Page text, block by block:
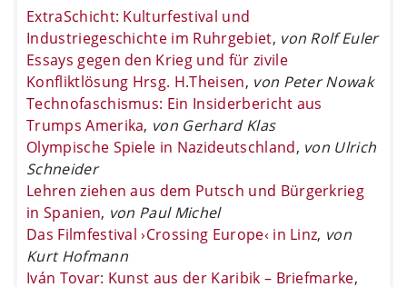
ExtraSchicht: Kulturfestival und
Industriegeschichte im Ruhrgebiet, von Rolf Euler
Essays gegen den Krieg und für zivile
Konfliktlösung Hrsg. H.Theisen, von Peter Nowak
Technofaschismus: Ein Insiderbericht aus
Trumps Amerika, von Gerhard Klas
Olympische Spiele in Nazideutschland, von Ulrich
Schneider
Lehren ziehen aus dem Putsch und Bürgerkrieg
in Spanien, von Paul Michel
Das Filmfestival ›Crossing Europe‹ in Linz, von
Kurt Hofmann
Iván Tovar: Kunst aus der Karibik – Briefmarke,